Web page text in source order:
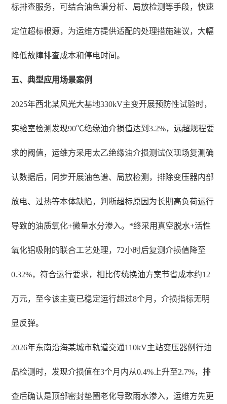
标排查服务，可结合油色谱分析、局放检测等手段，快速
定位超标根源，为运维方提供适配的处理措施建议，大幅
降低故障排查成本和停电时间。
五、典型应用场景案例
2025年西北某风光大基地330kV主变开展预防性试验时，
实验室检测发现90℃绝缘油介损值达到3.2%，远超规程要
求的阈值，运维方采用太乙绝缘油介损测试仪现场复测确
认数据后，同步开展油色谱、局放检测，排除变压器内部
放电、过热等本体缺陷，判断超标原因为长期高负荷运行
导致的油质氧化+微量水分渗入。*终采用真空脱水+活性
氧化铝吸附的联合工艺处理，72小时后复测介损值降至
0.32%，符合运行要求，相比传统换油方案节省成本约12
万元，至今该主变已稳定运行超过8个月，介损指标无明
显反弹。
2026年东南沿海某城市轨道交通110kV主站变压器例行油
品检测时，发现介损值在3个月内从0.4%上升至2.7%，排
查后确认是顶部密封垫圈老化导致雨水渗入，运维方先更